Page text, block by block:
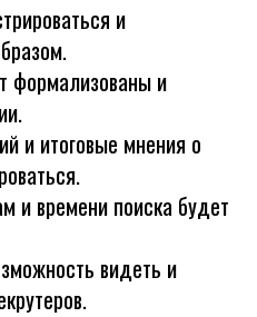
и
формализованы и
и итоговые мнения о
и времени поиска будет
видеть и